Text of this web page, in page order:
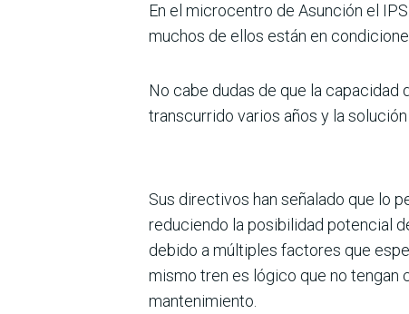
En el microcentro de Asunción el
muchos de ellos están en
No cabe dudas de que la capacidad
transcurrido varios años y la
Sus directivos han señalado que lo
reduciendo la posibilidad potencial
debido a múltiples factores que
mismo tren es lógico que no tengan
mantenimiento.